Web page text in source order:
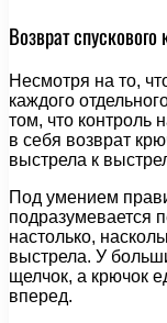
Возврат спускового
Несмотря на то,
каждого
том, что контроль
в себя возврат
выстрела к
Под умением
подразумевается
настолько,
выстрела. У
щелчок, а крючок
вперед.